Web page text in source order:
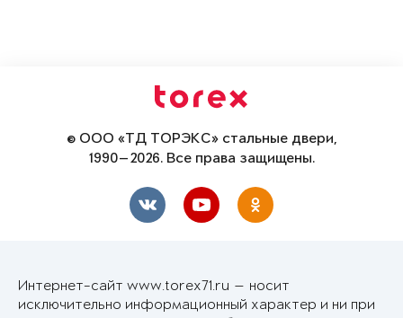
© ООО «ТД ТОРЭКС» стальные двери,
1990—2026. Все права защищены.
Интернет-сайт www.torex71.ru — носит
исключительно информационный характер и ни при